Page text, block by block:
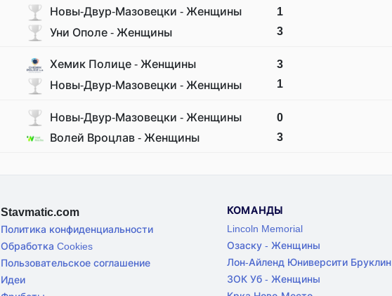
Новы-Двур-Мазовецки - Женщины
Уни Ополе - Женщины
1
3
Хемик Полице - Женщины
Новы-Двур-Мазовецки - Женщины
3
1
Новы-Двур-Мазовецки - Женщины
Волей Вроцлав - Женщины
0
3
Stavmatic.com
Политика конфиденциальности
Обработка Cookies
Пользовательское соглашение
Идеи
КОМАНДЫ
Lincoln Memorial
Озаску - Женщины
Лон-Айленд Юниверсити Бруклин
ЗОК Уб - Женщины